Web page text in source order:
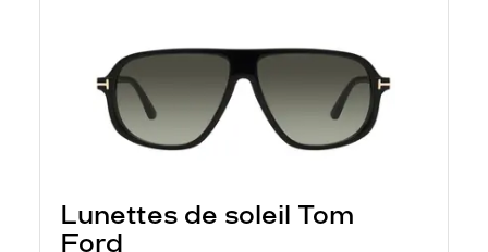
Lunettes de soleil Tom
Ford